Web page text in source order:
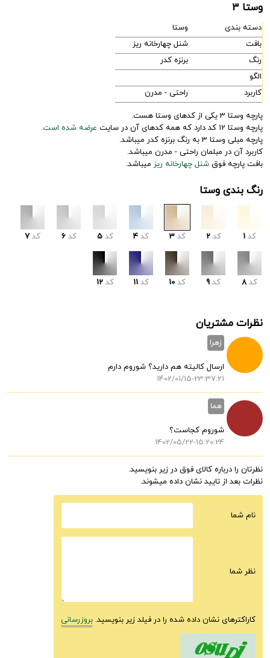
وستا 3
دسته بندی
وستا
بافت
شنل چهارخانه ریز
رنگ
برنزه کدر
الگو
کاربرد
راحتی - مدرن
پارچه وستا 3 یکی از کدهای وستا هست.
پارچه وستا 12 کد دارد که همه کدهای آن در سایت
عرضه شده است.
پارچه مبلی وستا 3 به رنگ برنزه کدر میباشد.
کاربرد آن در مبلمان راحتی - مدرن میباشد.
بافت پارچه فوق شنل چهارخانه ریز میباشد.
رنگ بندی وستا
کد 1 کد 2 کد 3 کد 4 کد 5 کد 6 کد 7
کد 8 کد 9 کد 10 کد 11 کد 12
نظرات مشتریان
زهرا
ارسال کالیته هم دارید؟ شوروم دارم
1402/01/15-23:37:21
هما
شوروم کجاست؟
1402/05/22-15:20:24
نظرتان را درباره کالای فوق در زیر بنویسید.
نظرات بعد از تایید نشان داده میشوند.
نام شما
نظر شما
کاراکترهای نشان داده شده را در فیلد زیر بنویسید. بروزرسانی